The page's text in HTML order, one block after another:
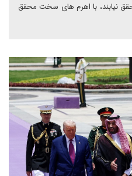
نیابند‌، با اهرم های سخت محقق